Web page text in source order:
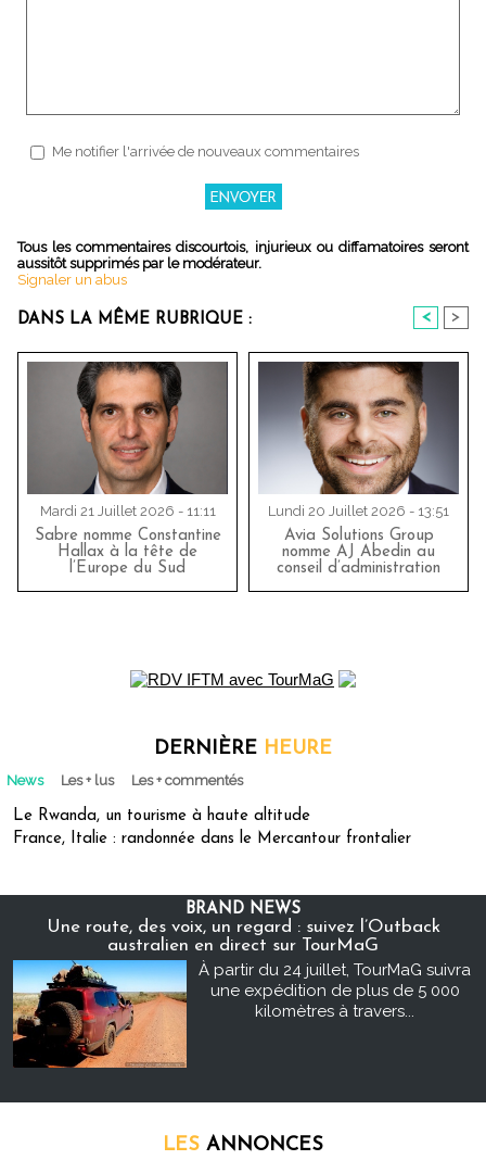
Me notifier l'arrivée de nouveaux commentaires
Tous les commentaires discourtois, injurieux ou diffamatoires seront
aussitôt supprimés par le modérateur.
Signaler un abus
DANS LA MÊME RUBRIQUE : < >
Mardi 21 Juillet 2026 - 11:11
Sabre nomme Constantine
Hallax à la tête de
l’Europe du Sud
Lundi 20 Juillet 2026 - 13:51
Avia Solutions Group
nomme AJ Abedin au
conseil d’administration
DERNIÈRE HEURE
News Les + lus Les + commentés
Le Rwanda, un tourisme à haute altitude
France, Italie : randonnée dans le Mercantour frontalier
BRAND NEWS
Une route, des voix, un regard : suivez l’Outback
australien en direct sur TourMaG
À partir du 24 juillet, TourMaG suivra
une expédition de plus de 5 000
kilomètres à travers...
LES ANNONCES